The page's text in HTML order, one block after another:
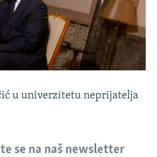
u univerzitetu neprijatelja
se na naš newsletter